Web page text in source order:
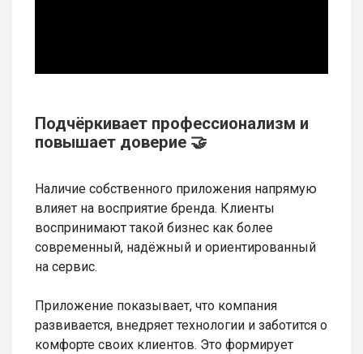
Подчёркивает профессионализм и
повышает доверие 🤝
Наличие собственного приложения напрямую
влияет на восприятие бренда. Клиенты
воспринимают такой бизнес как более
современный, надёжный и ориентированный
на сервис.
Приложение показывает, что компания
развивается, внедряет технологии и заботится о
комфорте своих клиентов. Это формирует